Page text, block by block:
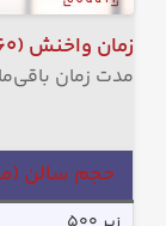
زمان واخنش (Reverberation Time – RT60)
مدت زمان
حجم سالن